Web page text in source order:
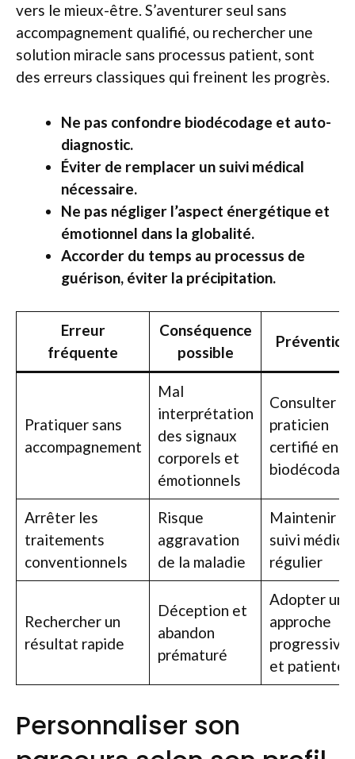
vers le mieux-être. S’aventurer seul sans
accompagnement qualifié, ou rechercher une
solution miracle sans processus patient, sont
des erreurs classiques qui freinent les progrès.
Ne pas confondre biodécodage et auto-
diagnostic.
Éviter de remplacer un suivi médical
nécessaire.
Ne pas négliger l’aspect énergétique et
émotionnel dans la globalité.
Accorder du temps au processus de
guérison, éviter la précipitation.
Erreur
fréquente
Conséquence
possible
Prévention
Pratiquer sans
accompagnement
Mal
interprétation
des signaux
corporels et
émotionnels
Consulter un
praticien
certifié en
Arrêter les
traitements
conventionnels
Risque
aggravation
de la maladie
Maintenir un
suivi médical
régulier
Rechercher un
résultat rapide
Déception et
abandon
prématuré
Adopter une
approche
progressive
et patiente
Personnaliser son